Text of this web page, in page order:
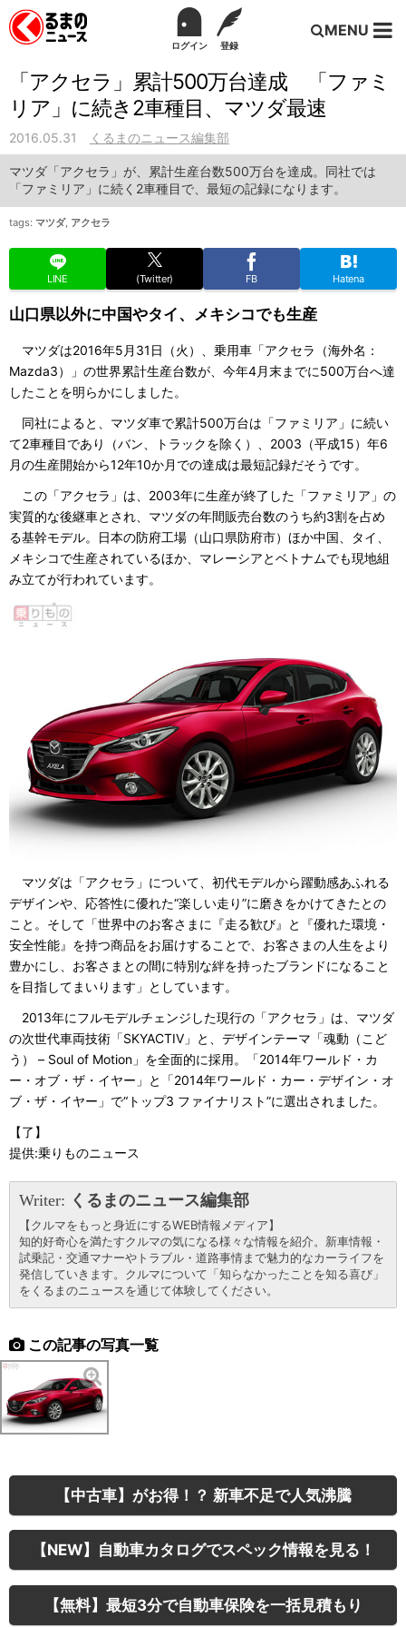
ログイン 登録
MENU
「アクセラ」累計500万台達成 「ファミ
リア」に続き2車種目、マツダ最速
2016.05.31 くるまのニュース編集部
マツダ「アクセラ」が、累計生産台数500万台を達成。同社では
「ファミリア」に続く2車種目で、最短の記録になります。
tags: マツダ, アクセラ
LINE (Twitter) FB Hatena
山口県以外に中国やタイ、メキシコでも生産
マツダは2016年5月31日（火）、乗用車「アクセラ（海外名：
Mazda3）」の世界累計生産台数が、今年4月末までに500万台へ達
したことを明らかにしました。
同社によると、マツダ車で累計500万台は「ファミリア」に続い
て2車種目であり（バン、トラックを除く）、2003（平成15）年6
月の生産開始から12年10か月での達成は最短記録だそうです。
この「アクセラ」は、2003年に生産が終了した「ファミリア」の
実質的な後継車とされ、マツダの年間販売台数のうち約3割を占め
る基幹モデル。日本の防府工場（山口県防府市）ほか中国、タイ、
メキシコで生産されているほか、マレーシアとベトナムでも現地組
み立てが行われています。
マツダは「アクセラ」について、初代モデルから躍動感あふれる
デザインや、応答性に優れた“楽しい走り”に磨きをかけてきたとの
こと。そして「世界中のお客さまに『走る歓び』と『優れた環境・
安全性能』を持つ商品をお届けすることで、お客さまの人生をより
豊かにし、お客さまとの間に特別な絆を持ったブランドになること
を目指してまいります」としています。
2013年にフルモデルチェンジした現行の「アクセラ」は、マツダ
の次世代車両技術「SKYACTIV」と、デザインテーマ「魂動（こど
う） – Soul of Motion」を全面的に採用。「2014年ワールド・カ
ー・オブ・ザ・イヤー」と「2014年ワールド・カー・デザイン・オ
ブ・ザ・イヤー」で“トップ3 ファイナリスト”に選出されました。
【了】
提供:乗りものニュース
Writer: くるまのニュース編集部
【クルマをもっと身近にするWEB情報メディア】
知的好奇心を満たすクルマの気になる様々な情報を紹介。新車情報・
試乗記・交通マナーやトラブル・道路事情まで魅力的なカーライフを
発信していきます。クルマについて「知らなかったことを知る喜び」
をくるまのニュースを通じて体験してください。
この記事の写真一覧
【中古車】がお得！？ 新車不足で人気沸騰
【NEW】自動車カタログでスペック情報を見る！
【無料】最短3分で自動車保険を一括見積もり